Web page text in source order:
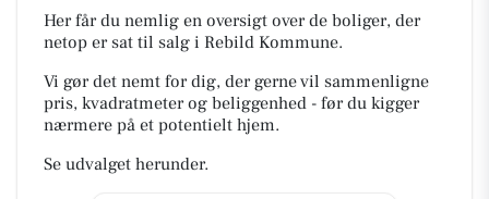
Her får du nemlig en oversigt over de boliger, der
netop er sat til salg i Rebild Kommune.
Vi gør det nemt for dig, der gerne vil sammenligne
pris, kvadratmeter og beliggenhed - før du kigger
nærmere på et potentielt hjem.
Se udvalget herunder.